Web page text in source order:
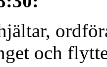
och